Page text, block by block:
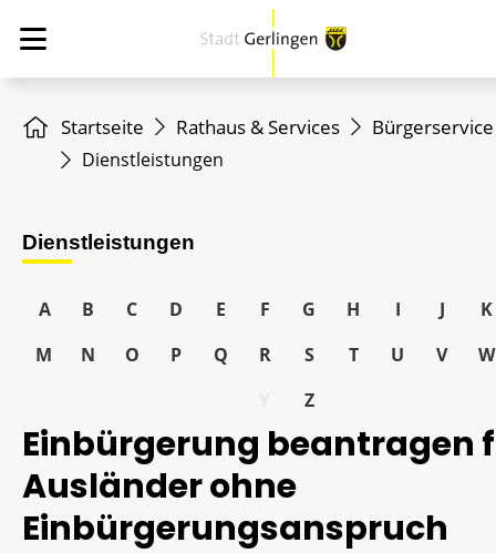
Startseite Rathaus & Services Bürgerservice
Dienstleistungen
Dienstleistungen
A B C D E F G H I J
K
M
N O P Q R S T U V
W
Z
Einbürgerung beantragen
Ausländer ohne
Einbürgerungsanspruch